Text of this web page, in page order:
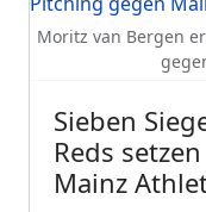
Moritz van Bergen
Sieben
Reds
Mainz